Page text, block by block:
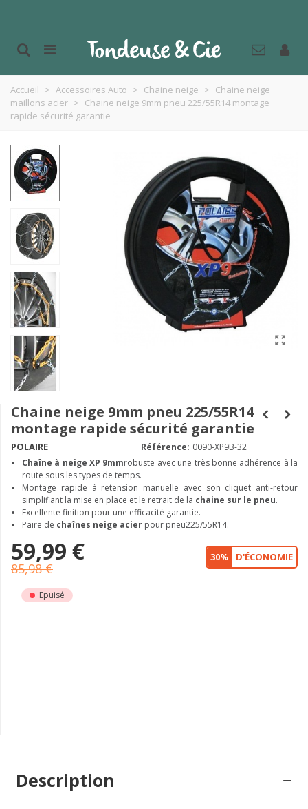
Accueil > Accessoires Auto > Chaine neige > Chaine neige
maillons acier > Chaine neige 9mm pneu 225/55R14 montage
rapide sécurité garantie
Chaine neige 9mm pneu 225/55R14
montage rapide sécurité garantie
POLAIRE Référence: 0090-XP9B-32
Chaîne à neige XP 9mmrobuste avec une très bonne adhérence à la
route sous les types de temps.
Montage rapide à retension manuelle avec son cliquet anti-retour
simplifiant la mise en place et le retrait de la chaine sur le pneu.
Excellente finition pour une efficacité garantie.
Paire de chaînes neige acier pour pneu225/55R14.
59,99 €
85,98 €
30% D'ÉCONOMIE
Epuisé
Description